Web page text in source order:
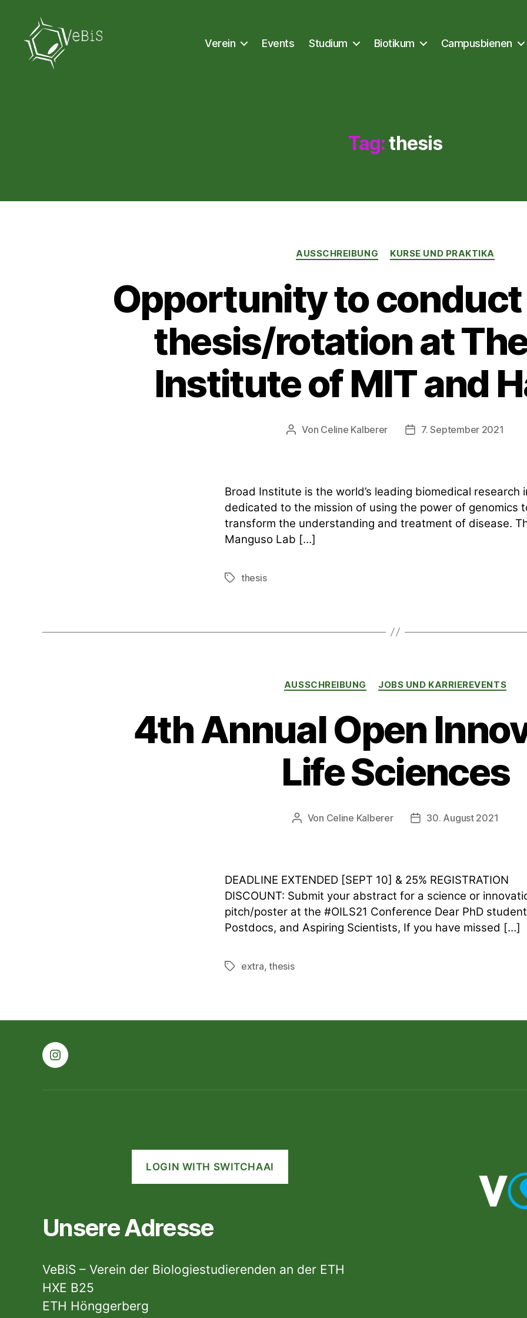
Verein Events Studium Biotikum Campusbienen
Tag:thesis
Kategorien
AUSSCHREIBUNG KURSE UND PRAKTIKA
Opportunity to conduct
thesis/rotation at
Institute of MIT and
Beitragsautor
Von Celine Kalberer Veröffentlichungsdatum
7. September 2021
Broad Institute is the world’s leading biomedical research
dedicated to the mission of using the power of genomics
transform the understanding and treatment of disease.
Manguso Lab […]
Schlagwörter
thesis
Kategorien
AUSSCHREIBUNG JOBS UND KARRIEREVENTS
4th Annual Open
Life Sciences
Beitragsautor
Von Celine Kalberer Veröffentlichungsdatum
30. August 2021
DEADLINE EXTENDED [SEPT 10] & 25% REGISTRATION
DISCOUNT: Submit your abstract for a science or
pitch/poster at the #OILS21 Conference Dear PhD
Postdocs, and Aspiring Scientists, If you have missed […]
Schlagwörter
extra,thesis
Instagram
LOGIN WITH SWITCHAAI
Unsere Adresse
VeBiS – Verein der Biologiestudierenden an der ETH
HXE B25
ETH Hönggerberg